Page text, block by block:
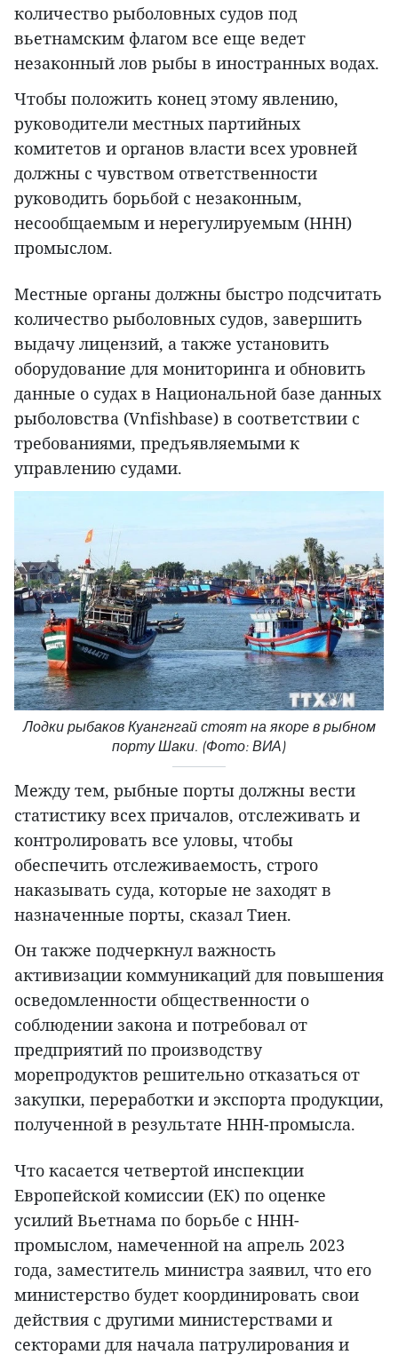
количество рыболовных судов под
вьетнамским флагом все еще ведет
незаконный лов рыбы в иностранных водах.
Чтобы положить конец этому явлению,
руководители местных партийных
комитетов и органов власти всех уровней
должны с чувством ответственности
руководить борьбой с незаконным,
несообщаемым и нерегулируемым (ННН)
промыслом.
Местные органы должны быстро подсчитать
количество рыболовных судов, завершить
выдачу лицензий, а также установить
оборудование для мониторинга и обновить
данные о судах в Национальной базе данных
рыболовства (Vnfishbase) в соответствии с
требованиями, предъявляемыми к
управлению судами.
Лодки рыбаков Куангнгай стоят на якоре в рыбном
порту Шаки. (Фото: ВИА)
Между тем, рыбные порты должны вести
статистику всех причалов, отслеживать и
контролировать все уловы, чтобы
обеспечить отслеживаемость, строго
наказывать суда, которые не заходят в
назначенные порты, сказал Тиен.
Он также подчеркнул важность
активизации коммуникаций для повышения
осведомленности общественности о
соблюдении закона и потребовал от
предприятий по производству
морепродуктов решительно отказаться от
закупки, переработки и экспорта продукции,
полученной в результате ННН-промысла.
Что касается четвертой инспекции
Европейской комиссии (ЕК) по оценке
усилий Вьетнама по борьбе с ННН-
промыслом, намеченной на апрель 2023
года, заместитель министра заявил, что его
министерство будет координировать свои
действия с другими министерствами и
секторами для начала патрулирования и